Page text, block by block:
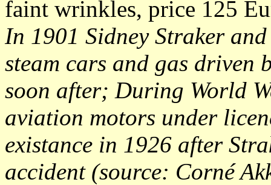
faint wrinkles, price 125
In 1901 Sidney Straker
steam cars and gas driven
soon after; During World
aviation motors under
existance in 1926 after
accident (source: Corné